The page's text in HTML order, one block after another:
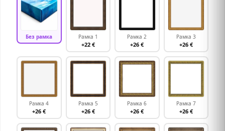
Без рамка Рамка 1
+22 €
Рамка 2
+26 €
Рамка 3
+26 €
Рамка 4
+26 €
Рамка 5
+26 €
Рамка 6
+26 €
Рамка 7
+26 €